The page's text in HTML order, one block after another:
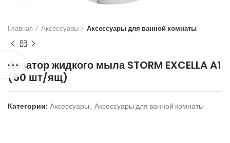
Главная Аксессуары Аксессуары для ванной комнаты
Дозатор жидкого мыла STORM EXCELLA A1
(50 шт/ящ)
Категории: Аксессуары, Аксессуары для ванной комнаты